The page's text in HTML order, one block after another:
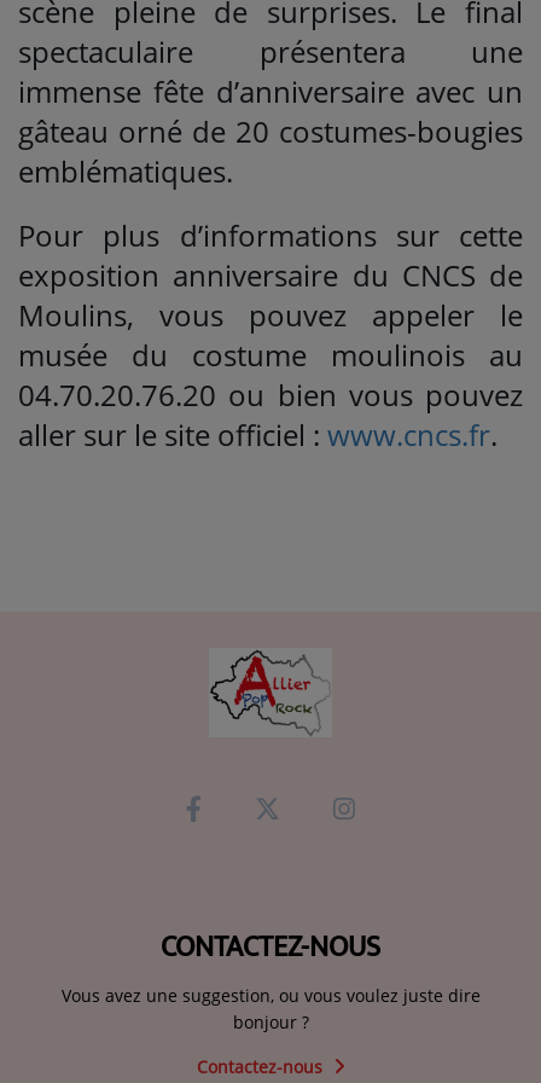
scène pleine de surprises. Le final
spectaculaire présentera une
immense fête d’anniversaire avec un
gâteau orné de 20 costumes-bougies
emblématiques.
Pour plus d’informations sur cette
exposition anniversaire du CNCS de
Moulins, vous pouvez appeler le
musée du costume moulinois au
04.70.20.76.20 ou bien vous pouvez
aller sur le site officiel : www.cncs.fr.
CONTACTEZ-NOUS
Vous avez une suggestion, ou vous voulez juste dire
bonjour ?
Contactez-nous